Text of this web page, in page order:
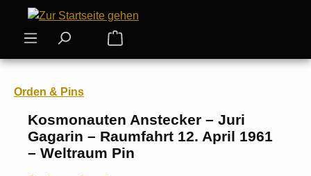
Zum Hauptinhalt springen
Warenkorb enthält 0 Positionen.
Orden & Pins
Kosmonauten Anstecker – Juri
Gagarin – Raumfahrt 12. April 1961
– Weltraum Pin